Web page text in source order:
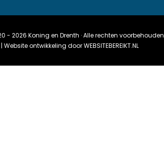
- 2026 Koning en Drenth · Alle rechten voorbehouden
| Website ontwikkeling doorWEBSITEBEREIKT.NL